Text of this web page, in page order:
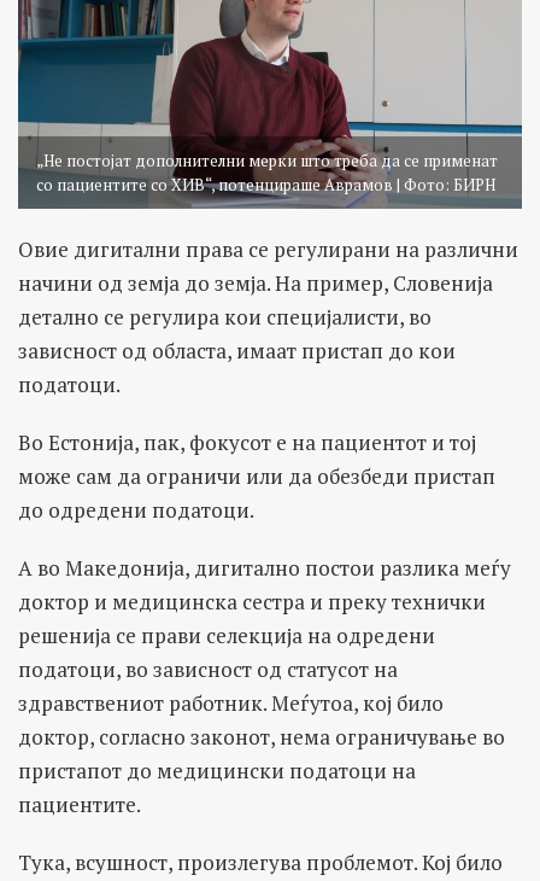
„Не постојат дополнителни мерки што треба да се применат
со пациентите со ХИВ“, потенцираше Аврамов | Фото: БИРН
Овие дигитални права се регулирани на различни
начини од земја до земја. На пример, Словенија
детално се регулира кои специјалисти, во
зависност од областа, имаат пристап до кои
податоци.
Во Естонија, пак, фокусот е на пациентот и тој
може сам да ограничи или да обезбеди пристап
до одредени податоци.
А во Македонија, дигитално постои разлика меѓу
доктор и медицинска сестра и преку технички
решенија се прави селекција на одредени
податоци, во зависност од статусот на
здравствениот работник. Меѓутоа, кој било
доктор, согласно законот, нема ограничување во
пристапот до медицински податоци на
пациентите.
Тука, всушност, произлегува проблемот. Кој било